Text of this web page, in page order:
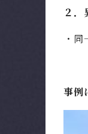
２．
・
事例